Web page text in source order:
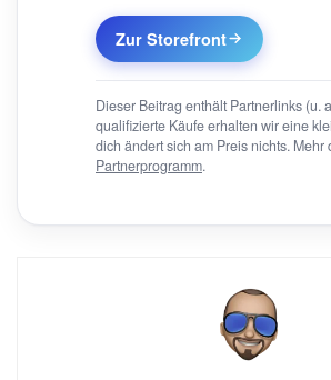
Zur Storefront
Dieser Beitrag enthält Partnerlinks (u.
qualifizierte Käufe erhalten wir eine
dich ändert sich am Preis nichts. Mehr
Partnerprogramm.